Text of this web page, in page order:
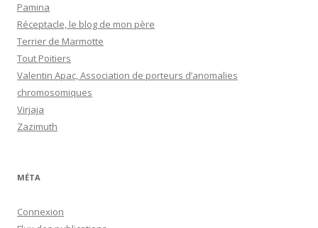
Pamina
Réceptacle, le blog de mon père
Terrier de Marmotte
Tout Poitiers
Valentin Apac, Association de porteurs d’anomalies
chromosomiques
Virjaja
Zazimuth
MÉTA
Connexion